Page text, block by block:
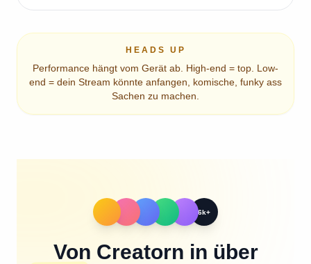
HEADS UP
Performance hängt vom Gerät ab. High-end = top. Low-
end = dein Stream könnte anfangen, komische, funky ass
Sachen zu machen.
6k+
Von Creatorn in über